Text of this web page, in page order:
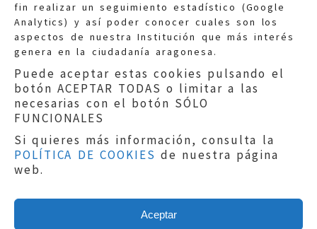
fin realizar un seguimiento estadístico (Google
Analytics) y así poder conocer cuales son los
aspectos de nuestra Institución que más interés
genera en la ciudadanía aragonesa.
Puede aceptar estas cookies pulsando el
botón ACEPTAR TODAS o limitar a las
necesarias con el botón SÓLO
FUNCIONALES
Si quieres más información, consulta la
POLÍTICA DE COOKIES de nuestra página
web.
Aceptar
Información general:
informacion@eljusticiadearagon.es
Teléfonos:900 210 210/
Aviso legal|Política de privacidad|
Protección de Datos
Política de cookies